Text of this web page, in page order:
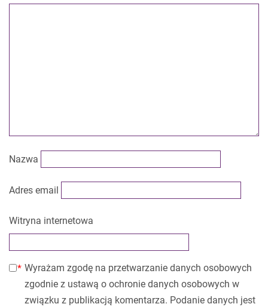
Nazwa
Adres email
Witryna internetowa
Wyrażam zgodę na przetwarzanie danych osobowych
zgodnie z ustawą o ochronie danych osobowych w
związku z publikacją komentarza. Podanie danych jest